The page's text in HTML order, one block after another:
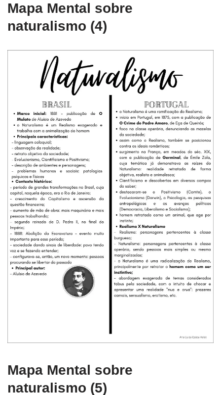
Mapa Mental sobre
naturalismo (4)
Mapa Mental sobre
naturalismo (5)